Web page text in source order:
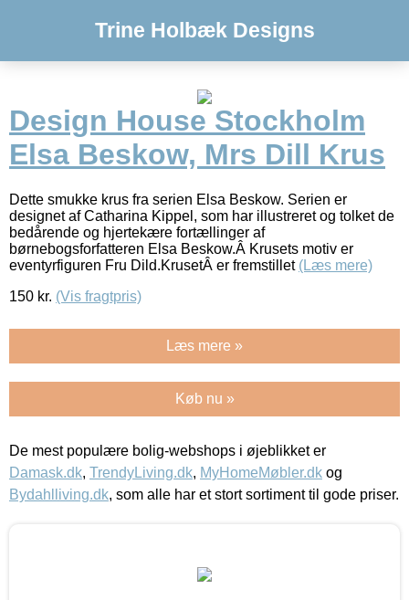
Trine Holbæk Designs
Design House Stockholm
Elsa Beskow, Mrs Dill Krus
Dette smukke krus fra serien Elsa Beskow. Serien er
designet af Catharina Kippel, som har illustreret og tolket de
bedårende og hjertekære fortællinger af
børnebogsforfatteren Elsa Beskow.Â Krusets motiv er
eventyrfiguren Fru Dild.KrusetÂ er fremstillet (Læs mere)
150 kr. (Vis fragtpris)
Læs mere »
Køb nu »
De mest populære bolig-webshops i øjeblikket er
Damask.dk, TrendyLiving.dk, MyHomeMøbler.dk og
Bydahlliving.dk, som alle har et stort sortiment til gode priser.